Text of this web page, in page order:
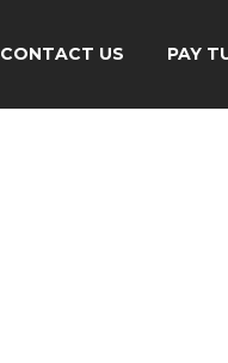
CONTACT US PAY